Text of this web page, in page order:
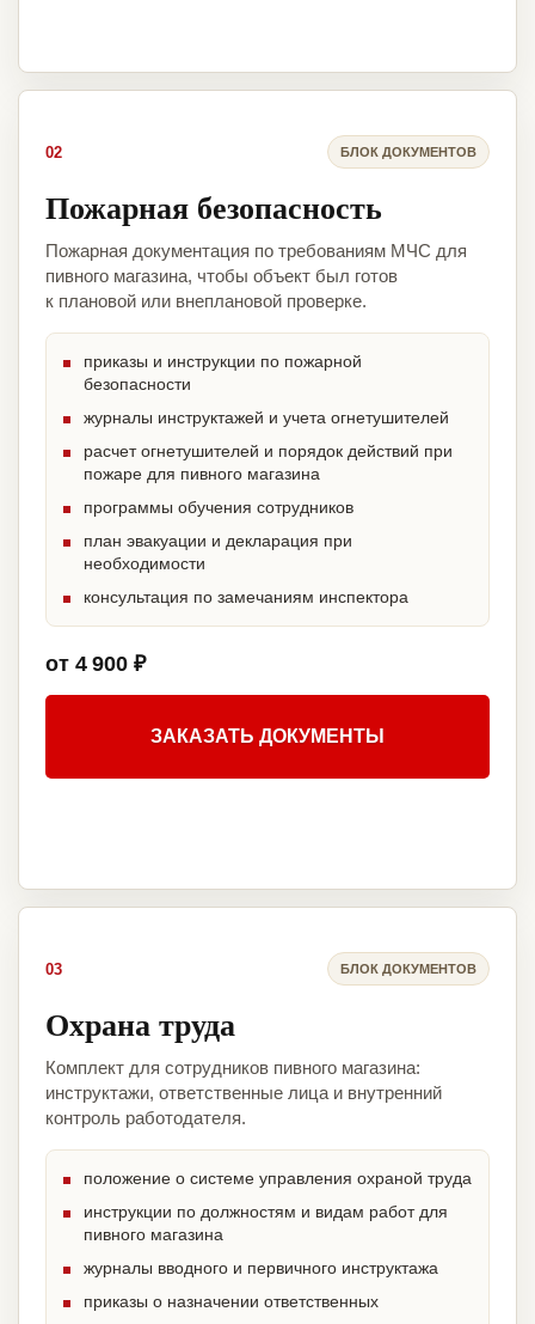
02 БЛОК ДОКУМЕНТОВ
Пожарная безопасность
Пожарная документация по требованиям МЧС для
пивного магазина, чтобы объект был готов
к плановой или внеплановой проверке.
приказы и инструкции по пожарной
безопасности
журналы инструктажей и учета огнетушителей
расчет огнетушителей и порядок действий при
пожаре для пивного магазина
программы обучения сотрудников
план эвакуации и декларация при
необходимости
консультация по замечаниям инспектора
от 4 900 ₽
ЗАКАЗАТЬ ДОКУМЕНТЫ
03 БЛОК ДОКУМЕНТОВ
Охрана труда
Комплект для сотрудников пивного магазина:
инструктажи, ответственные лица и внутренний
контроль работодателя.
положение о системе управления охраной труда
инструкции по должностям и видам работ для
пивного магазина
журналы вводного и первичного инструктажа
приказы о назначении ответственных